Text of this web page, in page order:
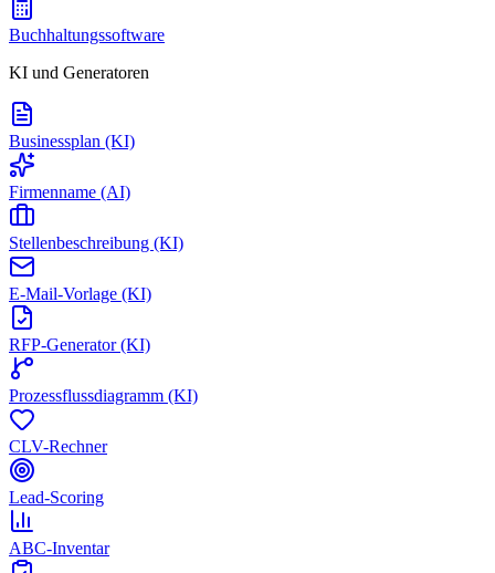
Buchhaltungssoftware
KI und Generatoren
Businessplan (KI)
Firmenname (AI)
Stellenbeschreibung (KI)
E-Mail-Vorlage (KI)
RFP-Generator (KI)
Prozessflussdiagramm (KI)
CLV-Rechner
Lead-Scoring
ABC-Inventar